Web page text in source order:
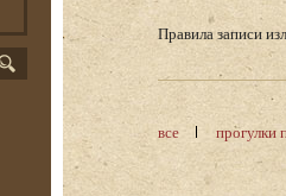
Правила записи
все прогулки